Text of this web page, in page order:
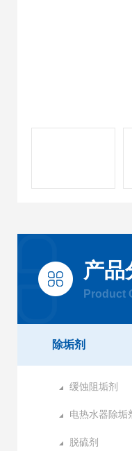
产品
Product
除垢剂
缓蚀阻垢剂
电热水器除垢
脱硫剂